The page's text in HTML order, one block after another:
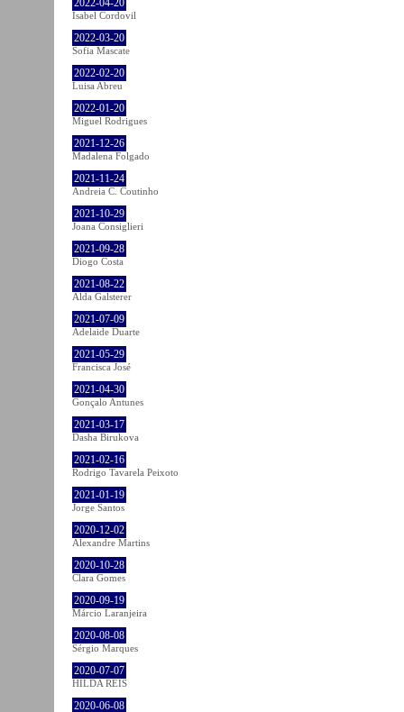
2022-04-20
Isabel Cordovil
2022-03-20
Sofia Mascate
2022-02-20
Luisa Abreu
2022-01-20
Miguel Rodrigues
2021-12-26
Madalena Folgado
2021-11-24
Andreia C. Coutinho
2021-10-29
Joana Consiglieri
2021-09-28
Diogo Costa
2021-08-22
Alda Galsterer
2021-07-09
Adelaide Duarte
2021-05-29
Francisca José
2021-04-30
Gonçalo Antunes
2021-03-17
Dasha Birukova
2021-02-16
Rodrigo Tavarela Peixoto
2021-01-19
Jorge Santos
2020-12-02
Alexandre Martins
2020-10-28
Clara Gomes
2020-09-19
Márcio Laranjeira
2020-08-08
Sérgio Marques
2020-07-07
HILDA REIS
2020-06-08